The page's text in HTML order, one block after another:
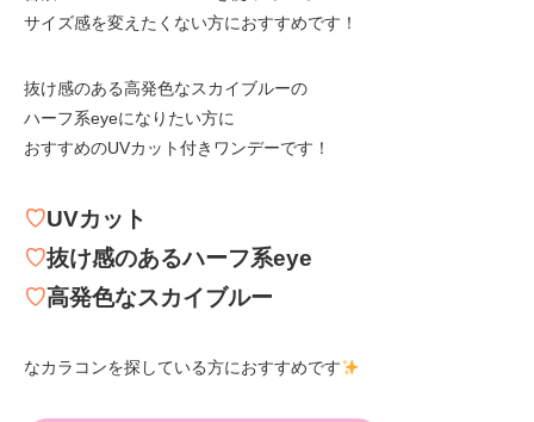
サイズ感を変えたくない方におすすめです！
抜け感のある高発色なスカイブルーの
ハーフ系eyeになりたい方に
おすすめのUVカット付きワンデーです！
♡UVカット
♡抜け感のあるハーフ系eye
♡高発色なスカイブルー
なカラコンを探している方におすすめです